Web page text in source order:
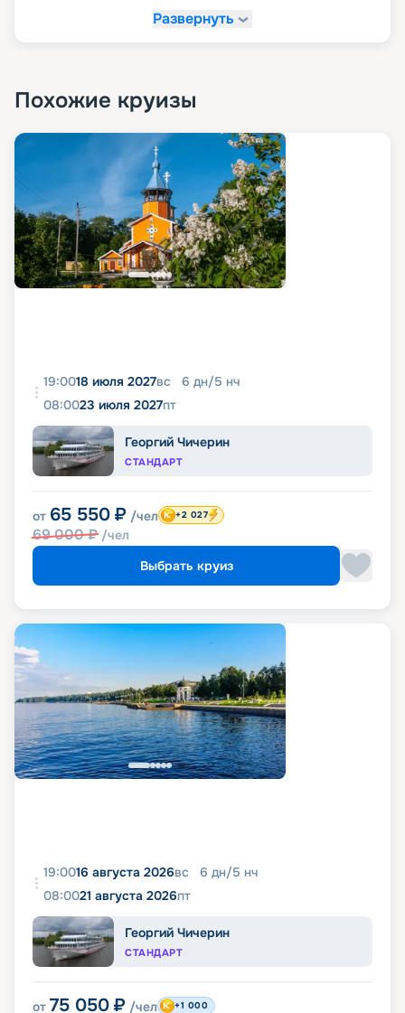
Развернуть
Похожие круизы
19:0018 июля 2027вс 6 дн/5 нч
08:0023 июля 2027пт
Георгий Чичерин
СТАНДАРТ
от 65 550 ₽ /чел
69 000₽ /чел
+2 027
Выбрать круиз
19:0016 августа 2026вс 6 дн/5 нч
08:0021 августа 2026пт
Георгий Чичерин
СТАНДАРТ
от 75 050 ₽ /чел +1 000